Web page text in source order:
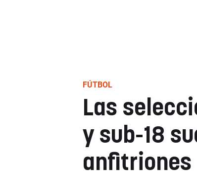
FÚTBOL
Las
y sub-18
anfitriones